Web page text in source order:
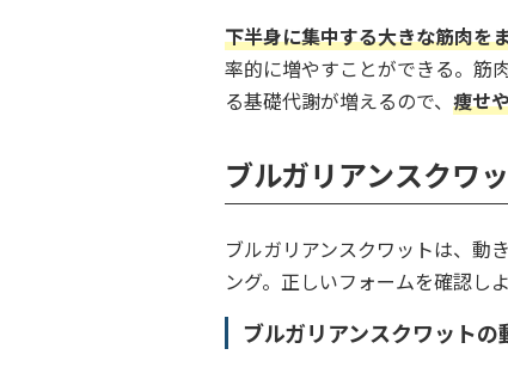
下半身に集中する大きな筋肉を
率的に増やすことができる。筋
る基礎代謝が増えるので、 痩せ
ブルガリアンスクワ
ブルガリアンスクワットは、動
ング。正しいフォームを確認しよ
ブルガリアンスクワットの